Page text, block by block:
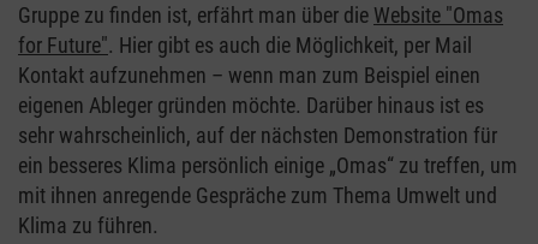
Gruppe zu finden ist, erfährt man über die Website "Omas
for Future". Hier gibt es auch die Möglichkeit, per Mail
Kontakt aufzunehmen – wenn man zum Beispiel einen
eigenen Ableger gründen möchte. Darüber hinaus ist es
sehr wahrscheinlich, auf der nächsten Demonstration für
ein besseres Klima persönlich einige „Omas“ zu treffen, um
mit ihnen anregende Gespräche zum Thema Umwelt und
Klima zu führen.